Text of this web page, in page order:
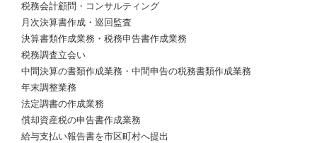
税務会計顧問・コンサルティング
月次決算書作成・巡回監査
決算書類作成業務・税務申告書作成業務
税務調査立会い
中間決算の書類作成業務・中間申告の税務書類作成業務
年末調整業務
法定調書の作成業務
償却資産税の申告書作成業務
給与支払い報告書を市区町村へ提出